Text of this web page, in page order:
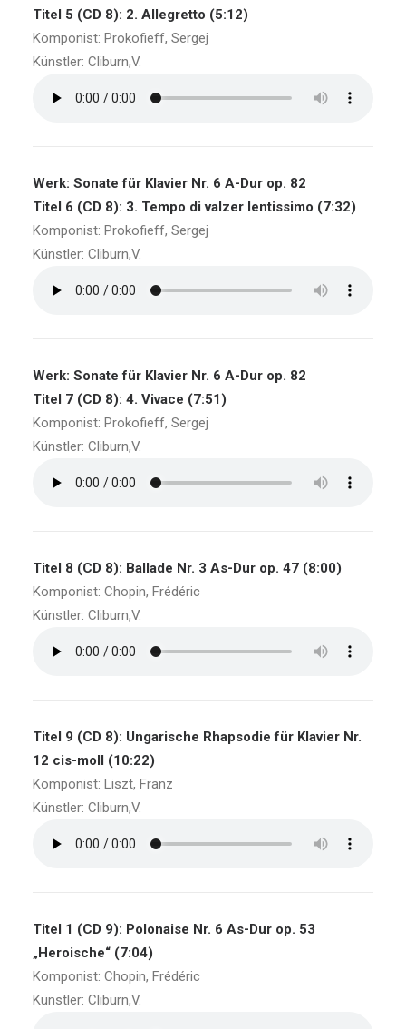
Titel 5 (CD 8): 2. Allegretto (5:12)
Komponist: Prokofieff, Sergej
Künstler: Cliburn,V.
Werk: Sonate für Klavier Nr. 6 A-Dur op. 82
Titel 6 (CD 8): 3. Tempo di valzer lentissimo (7:32)
Komponist: Prokofieff, Sergej
Künstler: Cliburn,V.
Werk: Sonate für Klavier Nr. 6 A-Dur op. 82
Titel 7 (CD 8): 4. Vivace (7:51)
Komponist: Prokofieff, Sergej
Künstler: Cliburn,V.
Titel 8 (CD 8): Ballade Nr. 3 As-Dur op. 47 (8:00)
Komponist: Chopin, Frédéric
Künstler: Cliburn,V.
Titel 9 (CD 8): Ungarische Rhapsodie für Klavier Nr.
12 cis-moll (10:22)
Komponist: Liszt, Franz
Künstler: Cliburn,V.
Titel 1 (CD 9): Polonaise Nr. 6 As-Dur op. 53
„Heroische“ (7:04)
Komponist: Chopin, Frédéric
Künstler: Cliburn,V.